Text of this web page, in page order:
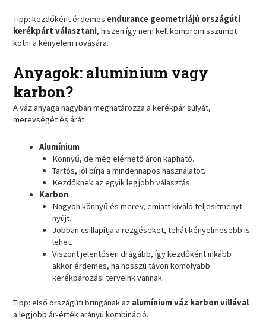
Tipp: kezdőként érdemesendurance geometriájú országúti
kerékpárt választani, hiszen így nem kell kompromisszumot
kötni a kényelem rovására.
Anyagok: alumínium vagy
karbon?
A váz anyaga nagyban meghatározza a kerékpár súlyát,
merevségét és árát.
Alumínium
Könnyű, de még elérhető áron kapható.
Tartós, jól bírja a mindennapos használatot.
Kezdőknek az egyik legjobb választás.
Karbon
Nagyon könnyű és merev, emiatt kiváló teljesítményt
nyújt.
Jobban csillapítja a rezgéseket, tehát kényelmesebb is
lehet.
Viszont jelentősen drágább, így kezdőként inkább
akkor érdemes, ha hosszú távon komolyabb
kerékpározási terveink vannak.
Tipp: első országúti bringának az alumínium váz karbon villával
a legjobb ár-érték arányú kombináció.